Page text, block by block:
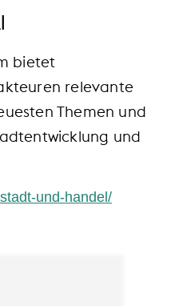
bietet
relevante
Themen und
und
und-handel/